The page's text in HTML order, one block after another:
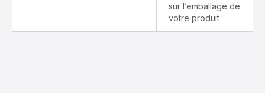
sur l’emballage de
votre produit